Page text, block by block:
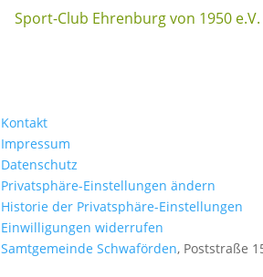
Sport-Club Ehrenburg von 1950 e.V.
Kontakt
Impressum
Datenschutz
Privatsphäre-Einstellungen ändern
Historie der Privatsphäre-Einstellungen
Einwilligungen widerrufen
Samtgemeinde Schwaförden, Poststraße